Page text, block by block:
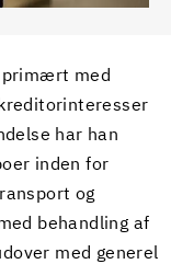
primært med
har han
inden for
og
behandling af
med generel